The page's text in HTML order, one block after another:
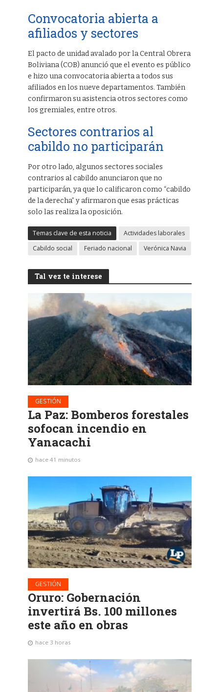
Convocatoria abierta a
afiliados y sectores
El pacto de unidad avalado por la Central Obrera
Boliviana (COB) anunció que el evento es público
e hizo una convocatoria abierta a todos sus
afiliados en los nueve departamentos. También
confirmaron su asistencia otros sectores como
los gremiales, entre otros.
Sectores contrarios al
cabildo no participarán
Por otro lado, algunos sectores sociales
contrarios al cabildo anunciaron que no
participarán, ya que lo calificaron como “cabildo
de la derecha” y afirmaron que esas prácticas
solo las realiza la oposición.
Temas clave de esta noticia
Actividades laborales
Cabildo social
Feriado nacional Verónica Navia
Tal vez te interese
GESTIÓN
La Paz: Bomberos forestales
sofocan incendio en
Yanacachi
hace 41 minutos
GESTIÓN
Oruro: Gobernación
invertirá Bs. 100 millones
este año en obras
hace 3 horas